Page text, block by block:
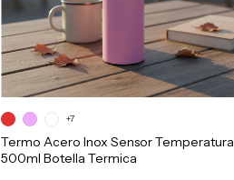
Termo Acero Inox Sensor Temperatura
500ml Botella Termica
+7